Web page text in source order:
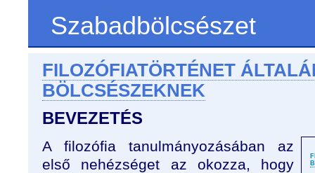
Szabadbölcsészet
FILOZÓFIATÖRTÉNET
BÖLCSÉSZEKNEK
BEVEZETÉS
A filozófia tanulmányozásában az
első nehézséget az okozza, hogy